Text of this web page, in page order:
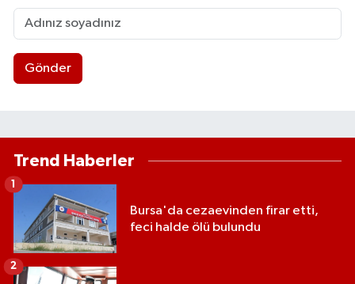
Gönder
Trend Haberler
Bursa'da cezaevinden firar etti,
feci halde ölü bulundu
1
2